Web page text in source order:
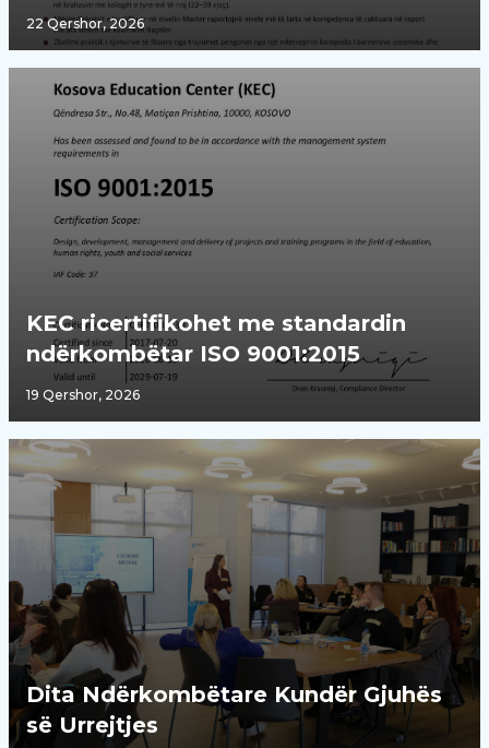
22 Qershor, 2026
KEC ricertifikohet me standardin
ndërkombëtar ISO 9001:2015
19 Qershor, 2026
Dita Ndërkombëtare Kundër Gjuhës
së Urrejtjes